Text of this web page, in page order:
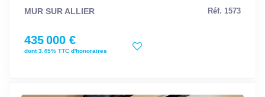
MUR SUR ALLIER Réf. 1573
435 000 €
dont 3.45% TTC d'honoraires